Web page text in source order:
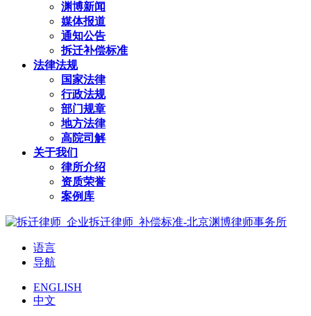
渊博新闻
媒体报道
通知公告
拆迁补偿标准
法律法规
国家法律
行政法规
部门规章
地方法律
高院司解
关于我们
律所介绍
资质荣誉
案例库
语言
导航
ENGLISH
中文